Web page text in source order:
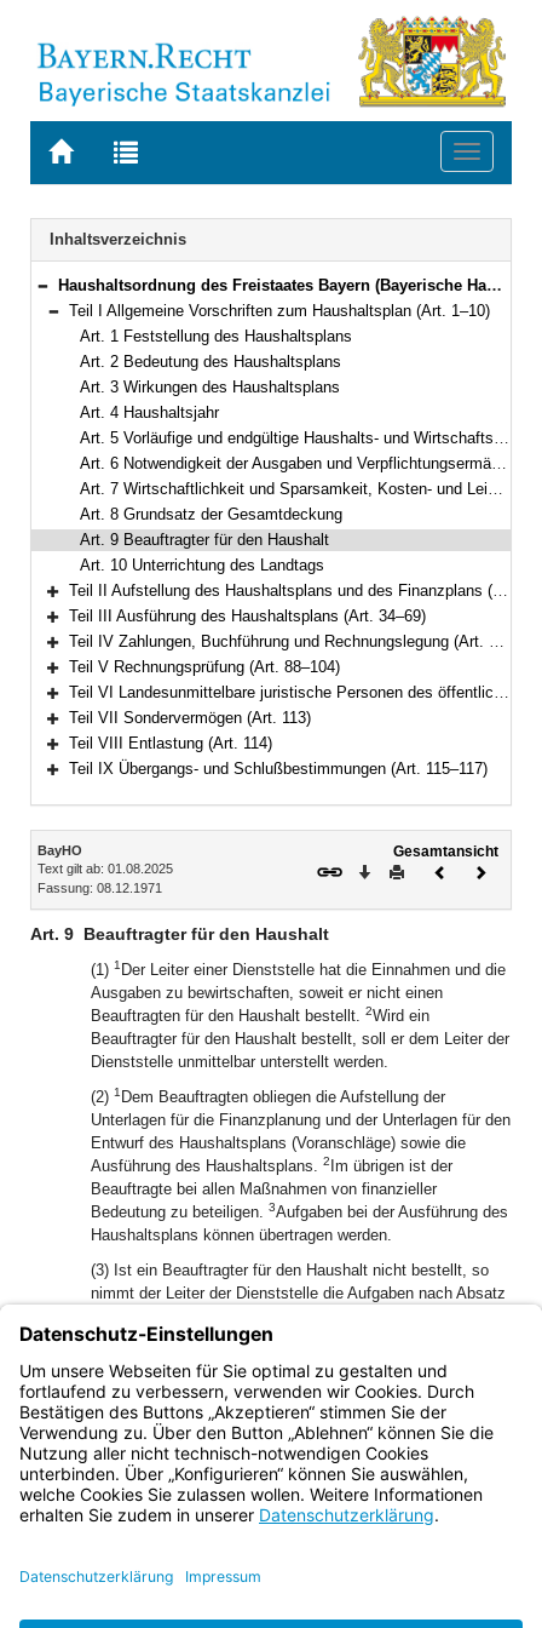
Zur
BAYERN.RECHT
Zur
letzten
Suche
Toggle
Navigation
Inhaltsverzeichnis
Bereich reduzieren
Haushaltsordnung des Freistaates Bayern (Bayerische Haushaltsordnung – BayHO) Vom 8. Dezember 1971 (BayRS IV S. 664) BayRS 630-1-F (Art. 1–117)
Bereich reduzieren
Teil I Allgemeine Vorschriften zum Haushaltsplan (Art. 1–10)
Art. 1 Feststellung des Haushaltsplans
Art. 2 Bedeutung des Haushaltsplans
Art. 3 Wirkungen des Haushaltsplans
Art. 4 Haushaltsjahr
Art. 5 Vorläufige und endgültige Haushalts- und Wirtschaftsführung
Art. 6 Notwendigkeit der Ausgaben und Verpflichtungsermächtigungen
Art. 7 Wirtschaftlichkeit und Sparsamkeit, Kosten- und Leistungsrechnung
Art. 8 Grundsatz der Gesamtdeckung
Art. 9 Beauftragter für den Haushalt
Art. 10 Unterrichtung des Landtags
Bereich erweitern
Teil II Aufstellung des Haushaltsplans und des Finanzplans (Art. 11–33)
Bereich erweitern
Teil III Ausführung des Haushaltsplans (Art. 34–69)
Bereich erweitern
Teil IV Zahlungen, Buchführung und Rechnungslegung (Art. 70–87)
Bereich erweitern
Teil V Rechnungsprüfung (Art. 88–104)
Bereich erweitern
Teil VI Landesunmittelbare juristische Personen des öffentlichen Rechts (Art. 105–112)
Bereich erweitern
Teil VII Sondervermögen (Art. 113)
Bereich erweitern
Teil VIII Entlastung (Art. 114)
Teil IX Übergangs- und Schlußbestimmungen (Art. 115–117)
Inhalt
BayHO
Text gilt ab: 01.08.2025
Fassung: 08.12.1971
Gesamtansicht
Download
DruckenVorheriges
Art. 9 Beauftragter für den Haushalt
(1) 1 Der Leiter einer Dienststelle hat die Einnahmen und die
Ausgaben zu bewirtschaften, soweit er nicht einen
Beauftragten für den Haushalt bestellt. 2Wird ein
Beauftragter für den Haushalt bestellt, soll er dem Leiter der
Dienststelle unmittelbar unterstellt werden.
(2) 1 Dem Beauftragten obliegen die Aufstellung der
Unterlagen für die Finanzplanung und der Unterlagen für den
Entwurf des Haushaltsplans (Voranschläge) sowie die
Ausführung des Haushaltsplans. 2 Im übrigen ist der
Beauftragte bei allen Maßnahmen von finanzieller
Bedeutung zu beteiligen. 3Aufgaben bei der Ausführung des
Haushaltsplans können übertragen werden.
(3) Ist ein Beauftragter für den Haushalt nicht bestellt, so
nimmt der Leiter der Dienststelle die Aufgaben nach Absatz
(4) Dem Beauftragten für den Haushalt steht ein
Widerspruchsrecht nach näherer Bestimmung in den
allgemeinen Verwaltungsvorschriften zu.
Bayern.de
BayernPortal
Impressum